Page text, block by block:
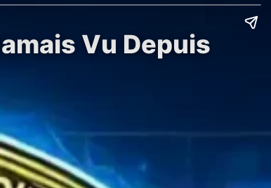
Vu Depuis